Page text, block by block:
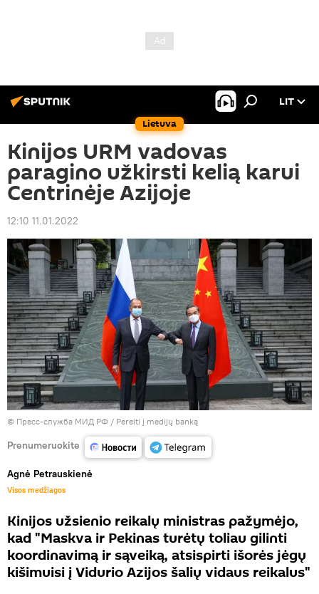
Lietuva
LIT
Kinijos URM vadovas
paragino užkirsti kelią karui
Centrinėje Azijoje
12:10 11.01.2022
© Пресс-служба МИД РФ / Pereiti į medijų banką
Prenumeruokite
Agnė Petrauskienė
Visos medžiagos
Kinijos užsienio reikalų ministras pažymėjo,
kad "Maskva ir Pekinas turėtų toliau gilinti
koordinavimą ir sąveiką, atsispirti išorės jėgų
kišimuisi į Vidurio Azijos šalių vidaus reikalus"